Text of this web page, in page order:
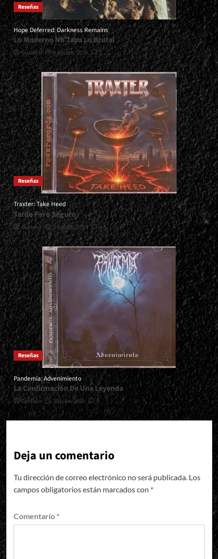
Reseñas
Hope Deferred: Darkness Remains
Lo Moderno No Tapa Lo Brutal
Gustavo 6 agosto, 2026 0
Reseñas
Traxter: Take Heed
Tarde Pero Seguro
Gustavo 3 agosto, 2026 0
Reseñas
Pandemia: Advenimiento
La Confirmación De Una Leyenda
Gustavo 30 julio, 2026 0
Deja un comentario
Tu dirección de correo electrónico no será publicada. Los
campos obligatorios están marcados con *
Comentario *